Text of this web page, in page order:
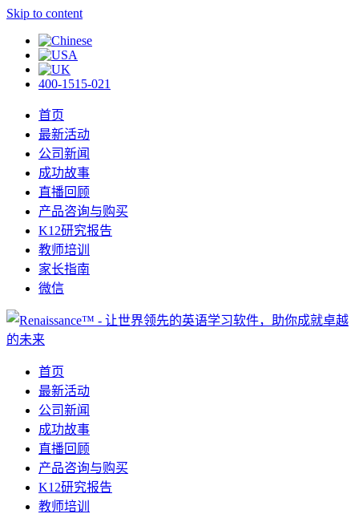
Skip to content
400-1515-021
首页
最新活动
公司新闻
成功故事
直播回顾
产品咨询与购买
K12研究报告
教师培训
家长指南
微信
首页
最新活动
公司新闻
成功故事
直播回顾
产品咨询与购买
K12研究报告
教师培训